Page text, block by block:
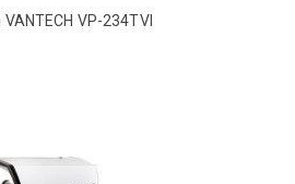
VP-234TVI